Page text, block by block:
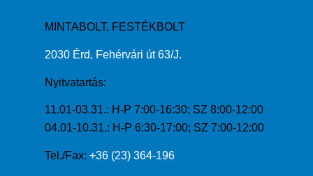
MINTABOLT, FESTÉKBOLT
2030 Érd, Fehérvári út 63/J.
Nyitvatartás:
11.01-03.31.: H-P 7:00-16:30; SZ 8:00-12:00
04.01-10.31.: H-P 6:30-17:00; SZ 7:00-12:00
Tel./Fax: +36 (23) 364-196